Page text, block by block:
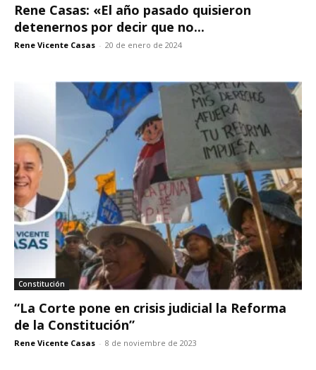
Rene Casas: «El año pasado quisieron
detenernos por decir que no...
Rene Vicente Casas - 20 de enero de 2024
Constitución
“La Corte pone en crisis judicial la Reforma
de la Constitución”
Rene Vicente Casas - 8 de noviembre de 2023